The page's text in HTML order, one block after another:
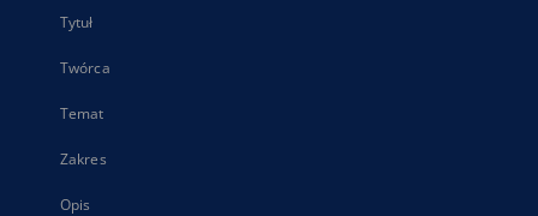
Tytuł
Twórca
Temat
Zakres
Opis